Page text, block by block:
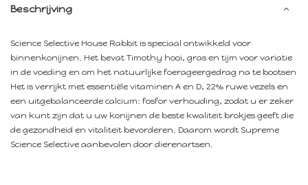
Beschrijving
Science Selective House Rabbit is speciaal ontwikkeld voor
binnenkonijnen. Het bevat Timothy hooi, gras en tijm voor variatie
in de voeding en om het natuurlijke foerageergedrag na te bootsen
Het is verrijkt met essentiële vitaminen A en D, 22% ruwe vezels en
een uitgebalanceerde calcium: fosfor verhouding, zodat u er zeker
van kunt zijn dat u uw konijnen de beste kwaliteit brokjes geeft die
de gezondheid en vitaliteit bevorderen. Daarom wordt Supreme
Science Selective aanbevolen door dierenartsen.